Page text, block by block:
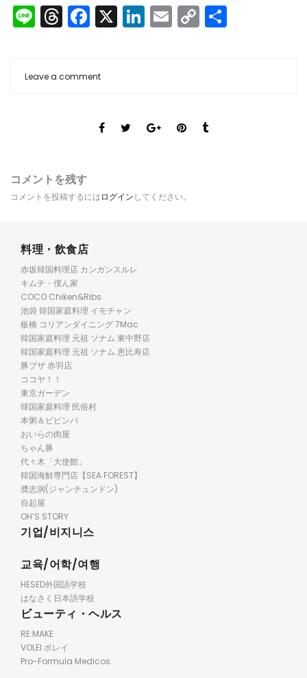
LineThreads
Facebook
X LinkedIn
Email
Copy
Link
Leave a comment
コメントを残す
コメントを投稿するにはログインしてください。
料理・飲食店
赤坂韓国料理店 カンガンスルレ
キムチ・僕ん家
COCO Chiken&Ribs
池袋 韓国家庭料理 イモチャン
板橋 コリアンダイニング 7Mac
韓国家庭料理 元祖 ソナム 東中野店
韓国家庭料理 元祖 ソナム 恵比寿店
豚ブザ 赤羽店
ココヤ！！
東京ガーデン
韓国家庭料理 民俗村
本粥＆ビビンパ
おいらの肉屋
ちゃん豚
代々木「大使館」
韓国海鮮専門店【SEA FOREST】
奬忠洞(ジャンチュンドン)
自起屋
OH’S STORY
기업/비지니스
교육/어학/여행
HESED外国語学校
はなさく日本語学校
ビューティ・ヘルス
RE:MAKE
VOLEI ボレイ
Pro-Formula Medicos